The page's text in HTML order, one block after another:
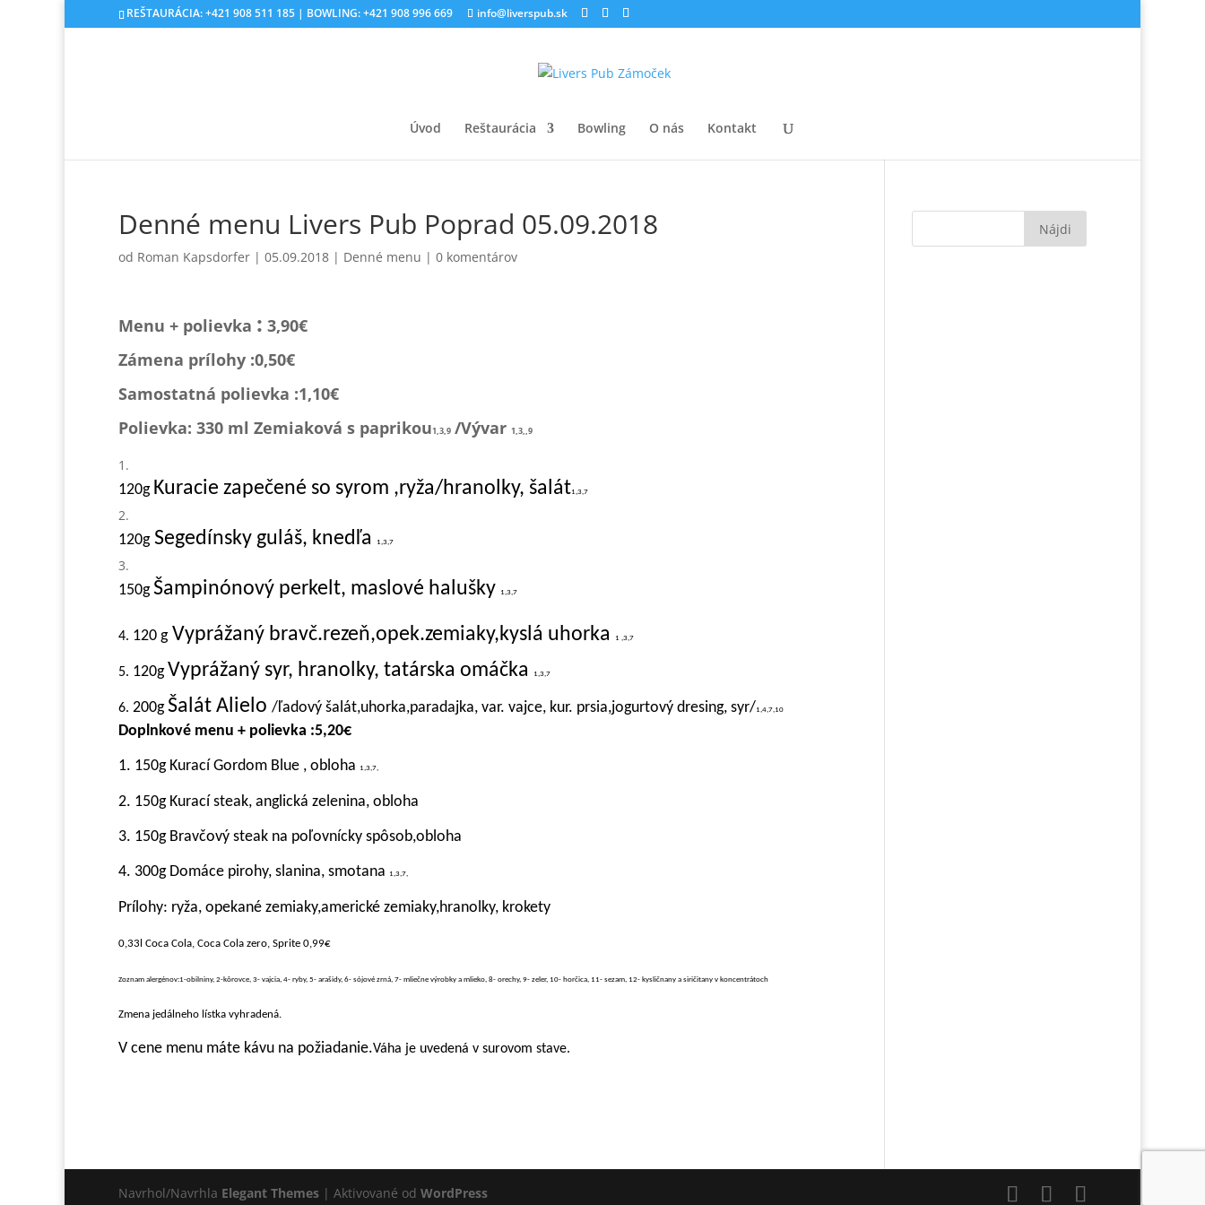
REŠTAURÁCIA: +421 908 511 185 | BOWLING: +421 908 996 669 info@liverspub.sk
Úvod Reštaurácia Bowling O nás Kontakt
Denné menu Livers Pub Poprad 05.09.2018
od Roman Kapsdorfer | 05.09.2018 | Denné menu | 0 komentárov
Menu + polievka : 3,90€
Zámena prílohy :0,50€
Samostatná polievka :1,10€
Polievka: 330 ml Zemiaková s paprikou1,3,9 /Vývar 1,3,,9
120g Kuracie zapečené so syrom ,ryža/hranolky, šalát1,3,7
120gSegedínsky guláš, knedľa 1,3,7
150gŠampinónový perkelt, maslové halušky 1,3,7
4. 120 gVyprážaný bravč.rezeň,opek.zemiaky,kyslá uhorka 1 ,3,7
5. 120gVyprážaný syr, hranolky, tatárska omáčka 1,3,7
6. 200gŠalát Alielo /ľadový šalát,uhorka,paradajka, var. vajce, kur. prsia,jogurtový dresing, syr/1,4,7,10
Doplnkové menu + polievka :5,20€
1. 150g Kurací Gordom Blue , obloha 1,3,7,
2. 150g Kurací steak, anglická zelenina, obloha
3. 150g Bravčový steak na poľovnícky spôsob,obloha
4. 300g Domáce pirohy, slanina, smotana 1,3,7,
Prílohy: ryža, opekané zemiaky,americké zemiaky,hranolky, krokety
0,33l Coca Cola, Coca Cola zero, Sprite 0,99€
Zoznam alergénov:1-obilniny, 2-kôrovce, 3- vajcia, 4- ryby, 5- arašidy, 6- sójové zrná, 7- mliečne výrobky a mlieko, 8- orechy, 9- zeler, 10- horčica, 11- sezam, 12- kysličnany a siričitany v koncentrátoch
Zmena jedálneho lístka vyhradená.
V cene menu máte kávu na požiadanie.Váha je uvedená v surovom stave.
Navrhol/Navrhla Elegant Themes | Aktivované od WordPress